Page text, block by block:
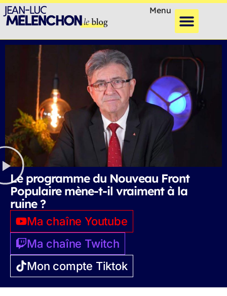
Menu
Le programme du Nouveau Front
Populaire mène-t-il vraiment à la
ruine ?
Ma chaîne Youtube
Ma chaîne Twitch
Mon compte Tiktok